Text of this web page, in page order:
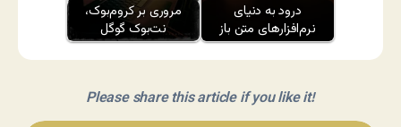
مروری بر کروم‌بوک،
نت‌بوک گوگل
درود به دنیای
نرم‌افزارهای متن باز
Please share this article if you like it!